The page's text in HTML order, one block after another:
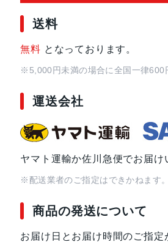
サイズ・重さ
アウトカメラ
インカメラ 約1000万画
内蔵メモリ 128GB
認証機能 指紋/顔認証
送料
無料 となっております。
※5,000円未満の場合に全国一律600
運送会社
ヤマト運輸か佐川急便でお届け
※配送業者のご指定はできかねます。
商品の発送について
お届け日とお届け時間のご指定